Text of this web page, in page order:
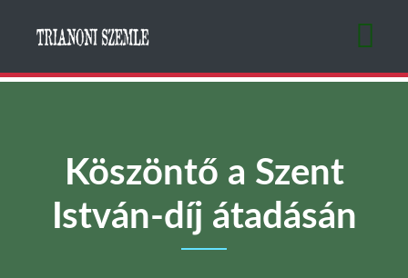
Köszöntő a Szent
István-díj átadásán